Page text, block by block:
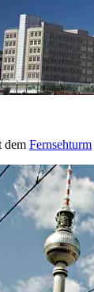
dem Fernsehturm